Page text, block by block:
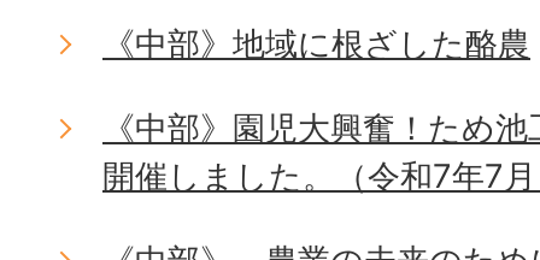
《中部》地域に根ざした酪農
《中部》園児大興奮！ため
開催しました。（令和7年7